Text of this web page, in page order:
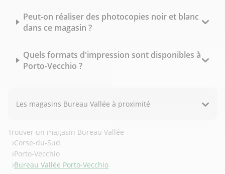
Peut-on réaliser des photocopies noir et blanc
dans ce magasin ?
Quels formats d'impression sont disponibles à
Porto-Vecchio ?
Les magasins Bureau Vallée à proximité
Trouver un magasin Bureau Vallée
Corse-du-Sud
Porto-Vecchio
Bureau Vallée Porto-Vecchio